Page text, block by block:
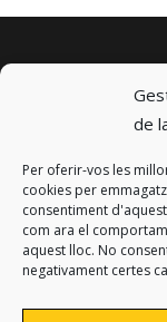
de
Per oferir-vos les
cookies per
consentiment
com ara el
aquest lloc. No
negativament certes